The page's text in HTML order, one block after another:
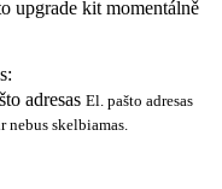
upgrade kit momentálně
adresas El. pašto adresas
nebus skelbiamas.